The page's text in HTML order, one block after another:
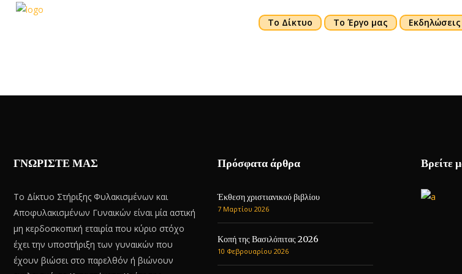
Το Δίκτυο Το Έργο μας
ΓΝΩΡΙΣΤΕ ΜΑΣ
Το Δίκτυο Στήριξης Φυλακισμένων και
Αποφυλακισμένων Γυναικών είναι μία αστική
μη κερδοσκοπική εταιρία που κύριο στόχο
έχει την υποστήριξη των γυναικών που
έχουν βιώσει στο παρελθόν ή βιώνουν
Πρόσφατα άρθρα
Έκθεση χριστιανικού βιβλίου
7 Μαρτίου 2026
Κοπή της Βασιλόπιτας 2026
10 Φεβρουαρίου 2026
Βρείτε